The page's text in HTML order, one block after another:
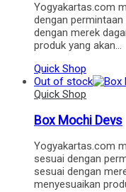
Yogyakartas.com
dengan
dengan merek
produk yang akan…
Quick Shop
Out of stock
Quick Shop
Box Mochi Devs
Yogyakartas.com
sesuai dengan
sesuai dengan
menyesuaikan